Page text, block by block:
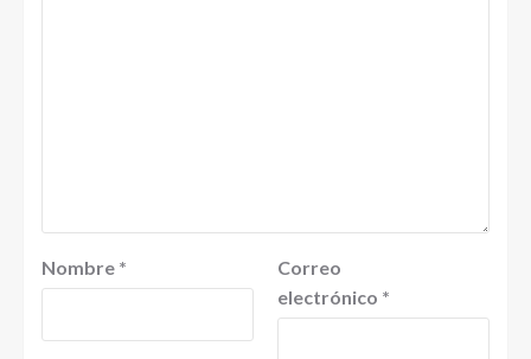
Nombre *
Correo
electrónico *